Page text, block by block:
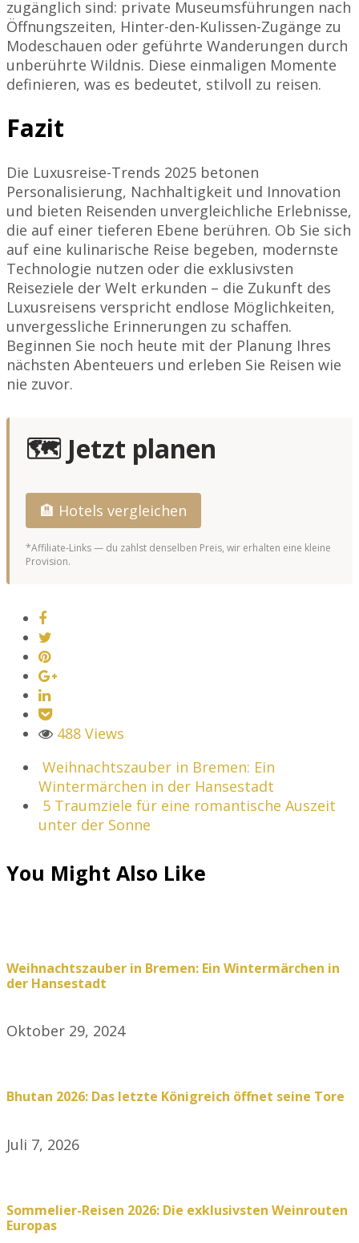
zugänglich sind: private Museumsführungen nach
Öffnungszeiten, Hinter-den-Kulissen-Zugänge zu
Modeschauen oder geführte Wanderungen durch
unberührte Wildnis. Diese einmaligen Momente
definieren, was es bedeutet, stilvoll zu reisen.
Fazit
Die Luxusreise-Trends 2025 betonen
Personalisierung, Nachhaltigkeit und Innovation
und bieten Reisenden unvergleichliche Erlebnisse,
die auf einer tieferen Ebene berühren. Ob Sie sich
auf eine kulinarische Reise begeben, modernste
Technologie nutzen oder die exklusivsten
Reiseziele der Welt erkunden – die Zukunft des
Luxusreisens verspricht endlose Möglichkeiten,
unvergessliche Erinnerungen zu schaffen.
Beginnen Sie noch heute mit der Planung Ihres
nächsten Abenteuers und erleben Sie Reisen wie
nie zuvor.
🗺️ Jetzt planen
🏨 Hotels vergleichen
*Affiliate-Links — du zahlst denselben Preis, wir erhalten eine kleine
Provision.
488 Views
Weihnachtszauber in Bremen: Ein
Wintermärchen in der Hansestadt
5 Traumziele für eine romantische Auszeit
unter der Sonne
You Might Also Like
Weihnachtszauber in Bremen: Ein Wintermärchen in
der Hansestadt
Oktober 29, 2024
Bhutan 2026: Das letzte Königreich öffnet seine Tore
Juli 7, 2026
Sommelier-Reisen 2026: Die exklusivsten Weinrouten
Europas